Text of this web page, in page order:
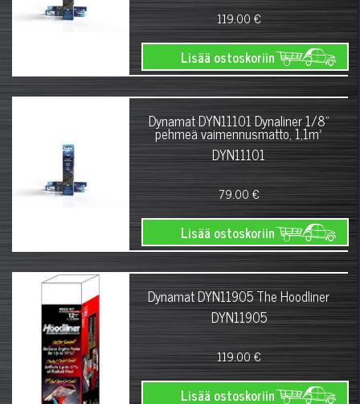
119.00 €
Lisää ostoskoriin
Dynamat DYN11101 Dynaliner 1/8"
pehmeä vaimennusmatto, 1,1m²
DYN11101
79.00 €
Lisää ostoskoriin
Dynamat DYN11905 The Hoodliner
DYN11905
119.00 €
Lisää ostoskoriin